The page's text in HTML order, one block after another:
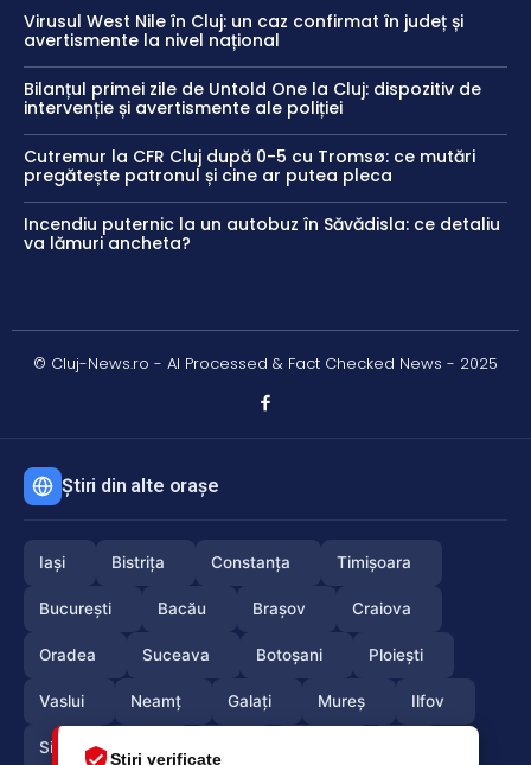
Știri verificate
Virusul West Nile în Cluj: un caz confirmat în județ și
avertismente la nivel național
Bilanțul primei zile de Untold One la Cluj: dispozitiv de
intervenție și avertismente ale poliției
Cutremur la CFR Cluj după 0-5 cu Tromsø: ce mutări
pregătește patronul și cine ar putea pleca
Incendiu puternic la un autobuz în Săvădisla: ce detaliu
va lămuri ancheta?
© Cluj-News.ro - AI Processed & Fact Checked News - 2025
Știri din alte orașe
Iași Bistrița Constanța Timișoara
București Bacău Brașov Craiova
Oradea Suceava Botoșani Ploiești
Vaslui Neamț Galați Mureș Ilfov
Sibiu